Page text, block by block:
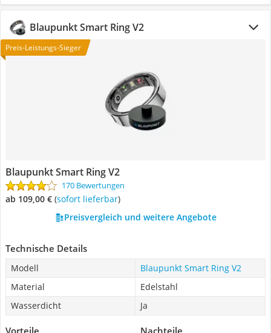
Blaupunkt Smart Ring V2
Preis-Leistungs-Sieger
Blaupunkt Smart Ring V2
170 Bewertungen
ab 109,00 € ( Sofort lieferbar)
Preisvergleich und weitere Angebote
Technische Details
Modell
Blaupunkt Smart Ring V2
Material
Edelstahl
Wasserdicht
Ja
Vorteile Nachteile